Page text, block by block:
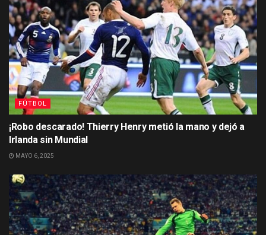
FÚTBOL
¡Robo descarado! Thierry Henry metió la mano y dejó a
Irlanda sin Mundial
MAYO 6, 2025